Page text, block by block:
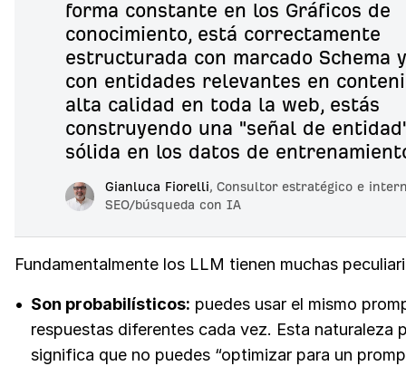
forma constante en los Gráficos de
conocimiento, está correctamente
estructurada con marcado Schema
con entidades relevantes en
alta calidad en toda la web, estás
construyendo una "señal de
sólida en los datos de
Gianluca Fiorelli, Consultor estratégico e
SEO/búsqueda con IA
Fundamentalmente los LLM tienen muchas
Son probabilísticos: puedes usar el mismo
respuestas diferentes cada vez. Esta naturaleza
significa que no puedes “optimizar para un